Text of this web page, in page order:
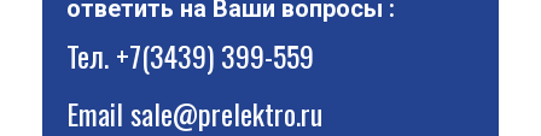
ответить на Ваши вопросы :
Тел.+7(3439) 399-559
Emailsale@prelektro.ru